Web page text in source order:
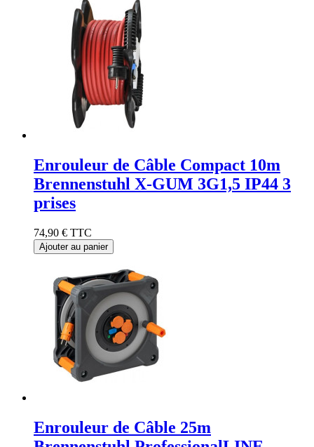
Enrouleur de Câble Compact 10m
Brennenstuhl X-GUM 3G1,5 IP44 3
prises
74,90 € TTC
Ajouter au panier
Enrouleur de Câble 25m